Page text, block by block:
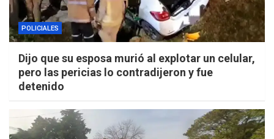
POLICIALES
Dijo que su esposa murió al explotar un celular,
pero las pericias lo contradijeron y fue
detenido